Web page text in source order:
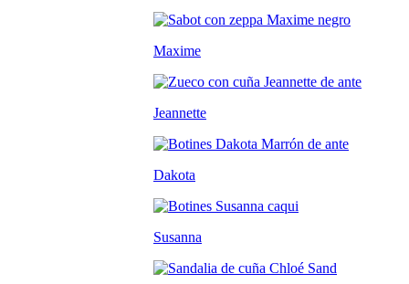
Maxime
Jeannette
Dakota
Susanna